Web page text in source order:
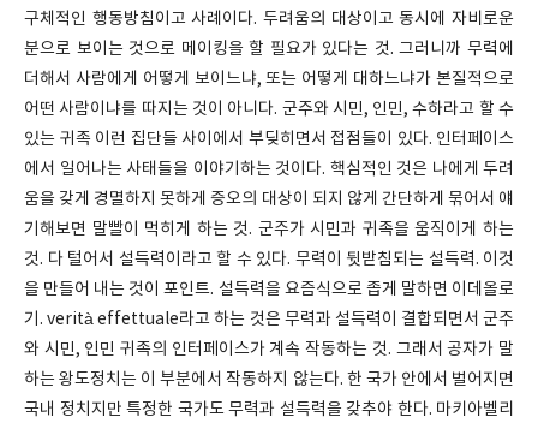
구체적인 행동방침이고 사례이다. 두려움의 대상이고 동시에 자비로운
분으로 보이는 것으로 메이킹을 할 필요가 있다는 것. 그러니까 무력에
더해서 사람에게 어떻게 보이느냐, 또는 어떻게 대하느냐가 본질적으로
어떤 사람이냐를 따지는 것이 아니다. 군주와 시민, 인민, 수하라고 할 수
있는 귀족 이런 집단들 사이에서 부딪히면서 접점들이 있다. 인터페이스
에서 일어나는 사태들을 이야기하는 것이다. 핵심적인 것은 나에게 두려
움을 갖게 경멸하지 못하게 증오의 대상이 되지 않게 간단하게 묶어서 얘
기해보면 말빨이 먹히게 하는 것. 군주가 시민과 귀족을 움직이게 하는
것. 다 털어서 설득력이라고 할 수 있다. 무력이 뒷받침되는 설득력. 이것
을 만들어 내는 것이 포인트. 설득력을 요즘식으로 좁게 말하면 이데올로
기. verità effettuale라고 하는 것은 무력과 설득력이 결합되면서 군주
와 시민, 인민 귀족의 인터페이스가 계속 작동하는 것. 그래서 공자가 말
하는 왕도정치는 이 부분에서 작동하지 않는다. 한 국가 안에서 벌어지면
국내 정치지만 특정한 국가도 무력과 설득력을 갖추야 한다. 마키아벨리